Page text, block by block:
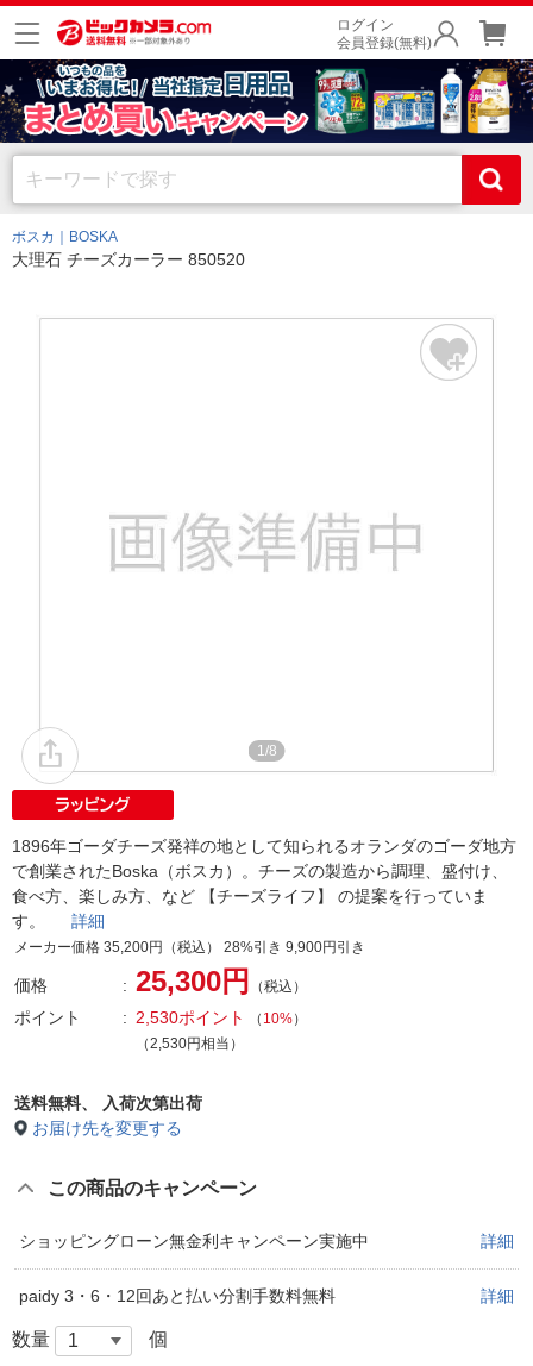
ログイン
会員登録(無料)
ボスカ｜BOSKA
大理石 チーズカーラー 850520
1/8
1896年ゴーダチーズ発祥の地として知られるオランダのゴーダ地方
で創業されたBoska（ボスカ）。チーズの製造から調理、盛付け、
食べ方、楽しみ方、など 【チーズライフ】 の提案を行っていま
す。 詳細
メーカー価格 35,200円（税込） 28%引き 9,900円引き
価格 25,300円 （税込）
ポイント 2,530ポイント （ 10%）
（2,530円相当）
送料無料、
入荷次第出荷
お届け先を変更する
この商品のキャンペーン
ショッピングローン無金利キャンペーン実施中 詳細
paidy 3・6・12回あと払い分割手数料無料 詳細
数量 個